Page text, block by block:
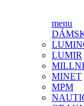
menu
LUMIR
MINET
MPM